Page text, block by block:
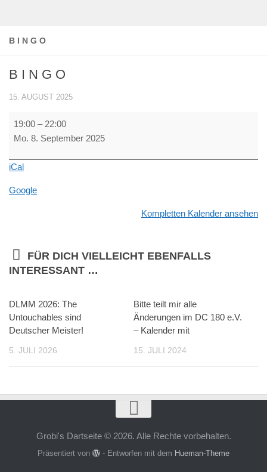
B I N G O
B I N G O
15. AUGUST 2025
G
19:00 – 22:00
Mo. 8. September 2025
iCal
Google
Kompletten Kalender ansehen
FÜR DICH VIELLEICHT EBENFALLS
INTERESSANT …
DLMM 2026: The
Untouchables sind
Deutscher Meister!
5. JULI 2026
Bitte teilt mir alle
Änderungen im DC 180 e.V.
– Kalender mit
15. JULI 2024
Grobi's Dartseite © 2026. Alle Rechte vorbehalten.
Präsentiert von - Entworfen mit dem Hueman-Theme